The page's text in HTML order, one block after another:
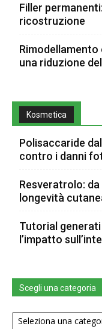
Filler
ricostruzione
una riduzione
Kosmetica
Polisaccaride
contro i danni
Resveratrolo:
longevità
Tutorial
l’impatto
Scegli una categoria
Scegli
una